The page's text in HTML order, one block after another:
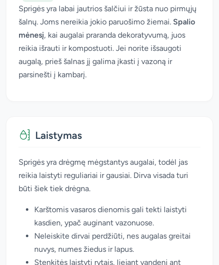
Sprigės yra labai jautrios šalčiui ir žūsta nuo pirmųjų
šalnų. Joms nereikia jokio paruošimo žiemai. Spalio
mėnesį, kai augalai praranda dekoratyvumą, juos
reikia išrauti ir kompostuoti. Jei norite išsaugoti
augalą, prieš šalnas jį galima įkasti į vazoną ir
parsinešti į kambarį.
Laistymas
Sprigės yra drėgmę mėgstantys augalai, todėl jas
reikia laistyti reguliariai ir gausiai. Dirva visada turi
būti šiek tiek drėgna.
Karštomis vasaros dienomis gali tekti laistyti
kasdien, ypač auginant vazonuose.
Neleiskite dirvai perdžiūti, nes augalas greitai
nuvys, numes žiedus ir lapus.
Stenkitės laistyti rytais, liejant vandenį ant